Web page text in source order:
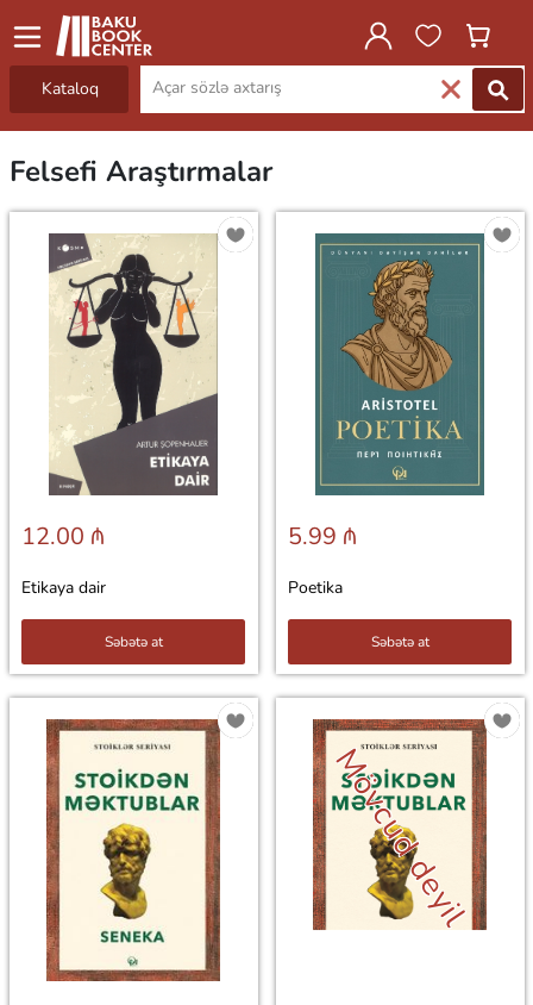
Kataloq
Felsefi Araştırmalar
12.00 ₼
Etikaya dair
Səbətə at
5.99 ₼
Poetika
Səbətə at
Mövcud deyil